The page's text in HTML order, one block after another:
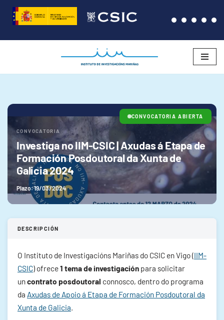
Saltar
al
CONVOCATORIA ABIERTA
CONVOCATORIA
Investiga no IIM-CSIC | Axudas á Etapa de
Formación Posdoutoral da Xunta de
Galicia 2024
Plazo: 19/03/2024
DESCRIPCIÓN
O Instituto de Investigacións Mariñas do CSIC en Vigo (IIM-
CSIC) ofrece1 tema de investigación para solicitar
uncontrato posdoutoral connosco, dentro do programa
da Axudas de Apoio á Etapa de Formación Posdoutoral da
Xunta de Galicia.